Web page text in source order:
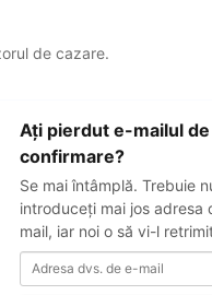
de cazare.
Aţi pierdut e-mailul de
confirmare?
Se mai întâmplă. Trebuie
introduceţi mai jos adresa
mail, iar noi o să vi-l